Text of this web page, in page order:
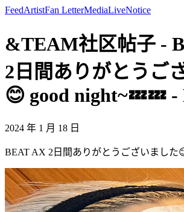
FeedArtistFan LetterMediaLiveNotice
&TEAM社区帖子 -
2日間ありがとうご
😊 good night~💤💤
2024 年 1 月 18 日
BEAT AX 2日間ありがとうございました